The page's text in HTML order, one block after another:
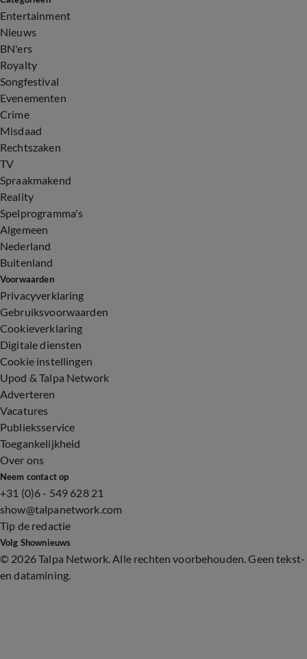
2:10
Entertainment
Nieuws
BN'ers
Royalty
Songfestival
Evenementen
Crime
Misdaad
Rechtszaken
TV
Spraakmakend
Reality
Spelprogramma's
Algemeen
Nederland
Buitenland
Voorwaarden
Privacyverklaring
Gebruiksvoorwaarden
Cookieverklaring
Digitale diensten
Cookie instellingen
Upod & Talpa Network
Adverteren
Vacatures
Publieksservice
Toegankelijkheid
Over ons
Neem contact op
+31 (0)6 - 549 628 21
show@talpanetwork.com
Tip de redactie
Volg Shownieuws
© 2026 Talpa Network. Alle rechten voorbehouden. Geen tekst-
en datamining.